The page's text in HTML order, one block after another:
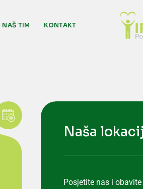
NAŠ TIM KONTAKT
Naša
Posjetite nas i